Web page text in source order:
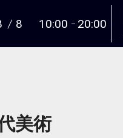
8 10:00 20:00
美術